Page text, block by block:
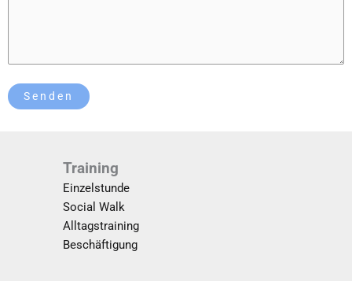
Training
Einzelstunde
Social Walk
Alltagstraining
Beschäftigung